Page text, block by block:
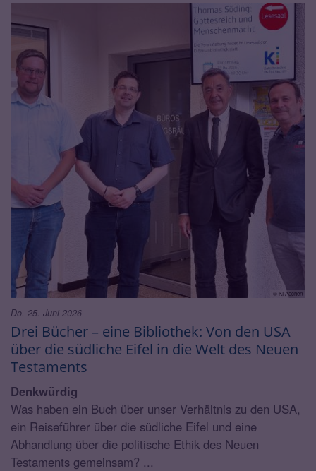
© KI Aachen
Drei Bücher – eine Bibliothek: Von den USA
über die südliche Eifel in die Welt des Neuen
Testaments
Do. 25. Juni 2026
Denkwürdig
Was haben ein Buch über unser Verhältnis zu den USA,
ein Reiseführer über die südliche Eifel und eine
Abhandlung über die politische Ethik des Neuen
Testaments gemeinsam? ...